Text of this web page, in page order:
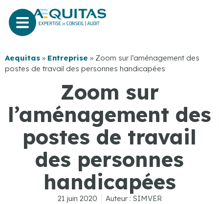
Aequitas » Entreprise » Zoom sur l’aménagement des
postes de travail des personnes handicapées
Zoom sur
l’aménagement des
postes de travail
des personnes
handicapées
21 juin 2020 Auteur : SIMVER